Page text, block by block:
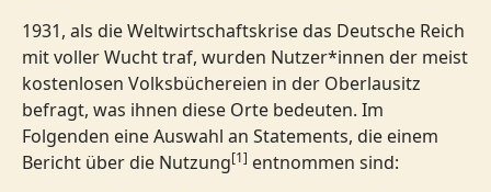
1931, als die Weltwirtschaftskrise das Deutsche Reich
mit voller Wucht traf, wurden Nutzer*innen der meist
kostenlosen Volksbüchereien in der Oberlausitz
befragt, was ihnen diese Orte bedeuten. Im
Folgenden eine Auswahl an Statements, die einem
Bericht über die Nutzung[1] entnommen sind: